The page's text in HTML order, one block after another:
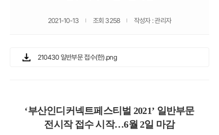
2021-10-13 조회 3258 작성자 : 관리자
210430 일반부문 접수(한).png
‘부산인디커넥트페스티벌 2021’ 일반부문
전시작 접수 시작…6월 2일 마감